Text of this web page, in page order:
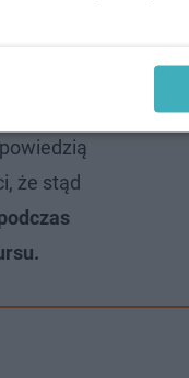
obiekty są przez
że stąd